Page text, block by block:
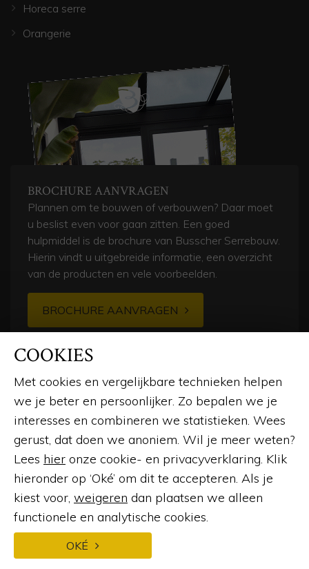
Horeca serre
Orangerie
BROCHURE AANVRAGEN
Plannen om te bouwen of verbouwen? Daar moet
u beslist even voor gaan zitten. Een goed
hulpmiddel is de brochure van Busscher Serrebouw.
Hierin vindt u uitgebreide informatie, een overzicht
van de producten en vele voorbeelden.
BROCHURE AANVRAGEN
© 2026
LinkedInInstagram
Facebook
Pinterest
Webdesign en ontwikkeling
COOKIES
Met cookies en vergelijkbare technieken helpen
we je beter en persoonlijker. Zo bepalen we je
interesses en combineren we statistieken. Wees
gerust, dat doen we anoniem. Wil je meer weten?
Lees hier onze cookie- en privacyverklaring. Klik
hieronder op ‘Oké’ om dit te accepteren. Als je
kiest voor, weigeren dan plaatsen we alleen
functionele en analytische cookies.
OKÉ